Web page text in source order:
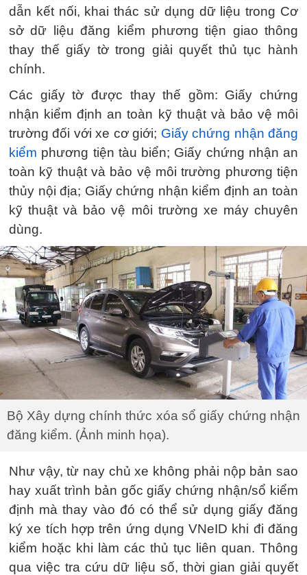
dẫn kết nối, khai thác sử dụng dữ liệu trong Cơ
sở dữ liệu đăng kiểm phương tiện giao thông
thay thế giấy tờ trong giải quyết thủ tục hành
chính.
Các giấy tờ được thay thế gồm: Giấy chứng
nhận kiểm định an toàn kỹ thuật và bảo vệ môi
trường đối với xe cơ giới; Giấy chứng nhận đăng
kiểm phương tiện tàu biển; Giấy chứng nhận an
toàn kỹ thuật và bảo vệ môi trường phương tiện
thủy nội địa; Giấy chứng nhận kiểm định an toàn
kỹ thuật và bảo vệ môi trường xe máy chuyên
dùng.
Bộ Xây dựng chính thức xóa sổ giấy chứng nhận
đăng kiểm. (Ảnh minh họa).
Như vậy, từ nay chủ xe không phải nộp bản sao
hay xuất trình bản gốc giấy chứng nhận/sổ kiểm
định mà thay vào đó có thể sử dụng giấy đăng
ký xe tích hợp trên ứng dụng VNeID khi đi đăng
kiểm hoặc khi làm các thủ tục liên quan. Thông
qua việc tra cứu dữ liệu số, thời gian giải quyết